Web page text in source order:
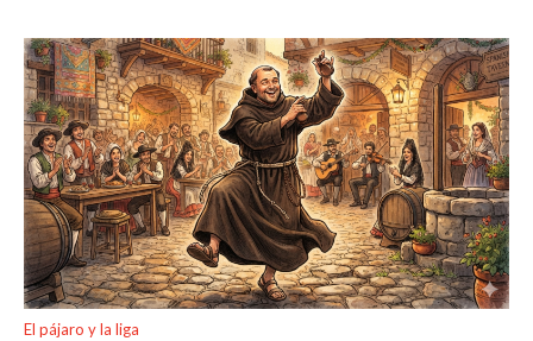
El pájaro y la liga